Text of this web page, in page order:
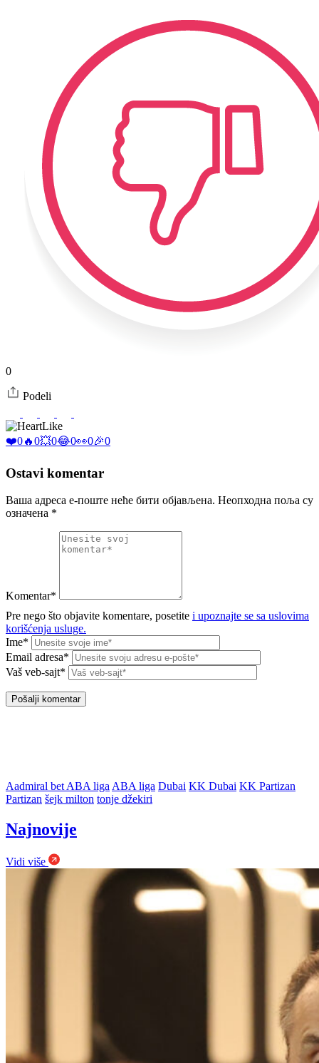
0
Podeli
Like
❤️0🔥0💥0😂0👀0🎉0
Ostavi komentar
Ваша адреса е-поште неће бити објављена. Неопходна поља су
означена *
Komentar*
Pre nego što objavite komentare, posetite i upoznajte se sa uslovima
korišćenja usluge.
Ime*
Email adresa*
Vaš veb-sajt*
Aadmiral bet ABA liga ABA liga Dubai KK Dubai KK Partizan
Partizan šejk milton tonje džekiri
Najnovije
Vidi više